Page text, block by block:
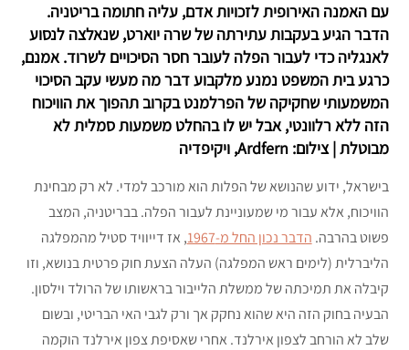
עם האמנה האירופית לזכויות אדם, עליה חתומה בריטניה.
הדבר הגיע בעקבות עתירתה של שרה יוארט, שנאלצה לנסוע
לאנגליה כדי לעבור הפלה לעובר חסר הסיכויים לשרוד. אמנם,
כרגע בית המשפט נמנע מלקבוע דבר מה מעשי עקב הסיכוי
המשמעותי שחקיקה של הפרלמנט בקרוב תהפוך את הוויכוח
הזה ללא רלוונטי, אבל יש לו בהחלט משמעות סמלית לא
מבוטלת | צילום: Ardfern, ויקיפדיה
בישראל, ידוע שהנושא של הפלות הוא מורכב למדי. לא רק מבחינת
הוויכוח, אלא עבור מי שמעוניינת לעבור הפלה. בבריטניה, המצב
פשוט בהרבה. הדבר נכון החל מ-1967
, אז דייוויד סטיל מהמפלגה
הליברלית (לימים ראש המפלגה) העלה הצעת חוק פרטית בנושא, וזו
קיבלה את תמיכתה של ממשלת הלייבור בראשותו של הרולד וילסון.
הבעיה בחוק הזה היא שהוא נחקק אך ורק לגבי האי הבריטי, ובשום
שלב לא הורחב לצפון אירלנד. אחרי שאסיפת צפון אירלנד הוקמה